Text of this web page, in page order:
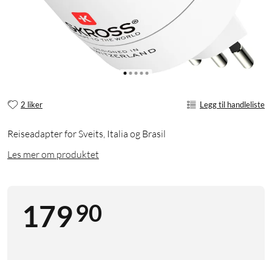
2 liker Legg til handleliste
Reiseadapter for Sveits, Italia og Brasil
Les mer om produktet
17990